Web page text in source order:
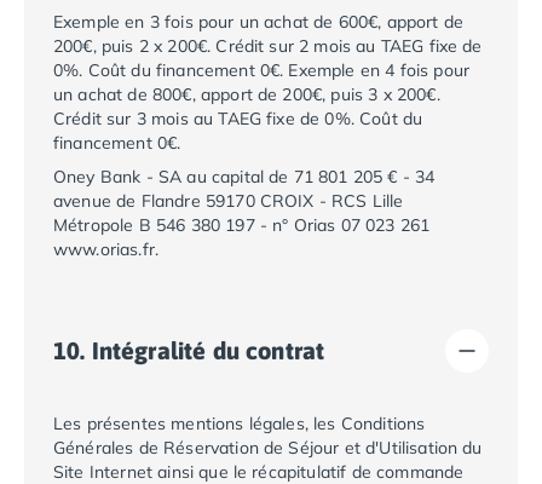
Camping Vénétie
Camping Caorle
Camping Cavallino
Camping Lido di Jesolo
Camping Pacengo di Lazise
Camping Sottomarina di Chioggia
Camping Venise
Camping Portugal
Camping Nazaré
Camping Porto
Camping Croatie
Camping Comté de Zadar
Exemple en 3 fois pour un achat de 600€, apport de
200€, puis 2 x 200€. Crédit sur 2 mois au TAEG fixe de
0%. Coût du financement 0€. Exemple en 4 fois pour
un achat de 800€, apport de 200€, puis 3 x 200€.
Crédit sur 3 mois au TAEG fixe de 0%. Coût du
financement 0€.
Oney Bank - SA au capital de 71 801 205 € - 34
avenue de Flandre 59170 CROIX - RCS Lille
Métropole B 546 380 197 - n° Orias 07 023 261
www.orias.fr.
10. Intégralité du contrat
Les présentes mentions légales, les Conditions
Générales de Réservation de Séjour et d'Utilisation du
Site Internet ainsi que le récapitulatif de commande